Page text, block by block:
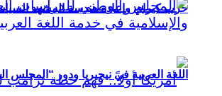
حزب كيراي وإعادة هندسة المشهد
اللغة العربية في نيجيريا ودور “المجلس